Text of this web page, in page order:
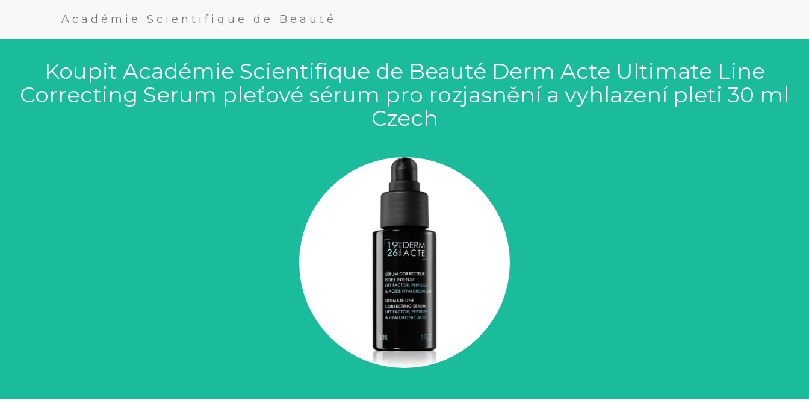
Académie Scientifique de Beauté
Koupit Académie Scientifique de Beauté Derm Acte Ultimate Line
Correcting Serum pleťové sérum pro rozjasnění a vyhlazení pleti 30 ml
Czech